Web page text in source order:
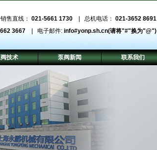
销售直线： 021-5661 1730 | 总机电话： 021-3652 8691
3667 | 电子邮件: info#yonp.sh.cn(请将"#"换为"@")
技术 泵阀新闻 联系我们